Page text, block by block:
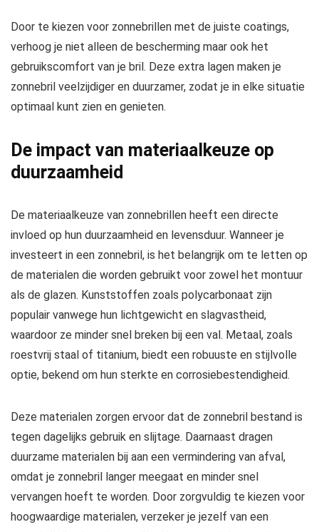
Door te kiezen voor zonnebrillen met de juiste coatings,
verhoog je niet alleen de bescherming maar ook het
gebruikscomfort van je bril. Deze extra lagen maken je
zonnebril veelzijdiger en duurzamer, zodat je in elke situatie
optimaal kunt zien en genieten.
De impact van materiaalkeuze op
duurzaamheid
De materiaalkeuze van zonnebrillen heeft een directe
invloed op hun duurzaamheid en levensduur. Wanneer je
investeert in een zonnebril, is het belangrijk om te letten op
de materialen die worden gebruikt voor zowel het montuur
als de glazen. Kunststoffen zoals polycarbonaat zijn
populair vanwege hun lichtgewicht en slagvastheid,
waardoor ze minder snel breken bij een val. Metaal, zoals
roestvrij staal of titanium, biedt een robuuste en stijlvolle
optie, bekend om hun sterkte en corrosiebestendigheid.
Deze materialen zorgen ervoor dat de zonnebril bestand is
tegen dagelijks gebruik en slijtage. Daarnaast dragen
duurzame materialen bij aan een vermindering van afval,
omdat je zonnebril langer meegaat en minder snel
vervangen hoeft te worden. Door zorgvuldig te kiezen voor
hoogwaardige materialen, verzeker je jezelf van een